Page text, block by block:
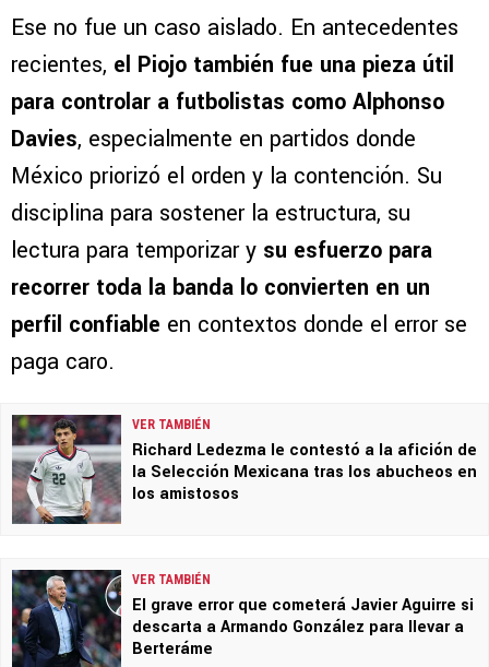
Ese no fue un caso aislado. En antecedentes
recientes, el Piojo también fue una pieza útil
para controlar a futbolistas como Alphonso
Davies, especialmente en partidos donde
México priorizó el orden y la contención. Su
disciplina para sostener la estructura, su
lectura para temporizar y su esfuerzo para
recorrer toda la banda lo convierten en un
perfil confiable en contextos donde el error se
paga caro.
VER TAMBIÉN
Richard Ledezma le contestó a la afición de
la Selección Mexicana tras los abucheos en
los amistosos
VER TAMBIÉN
El grave error que cometerá Javier Aguirre si
descarta a Armando González para llevar a
Berteráme